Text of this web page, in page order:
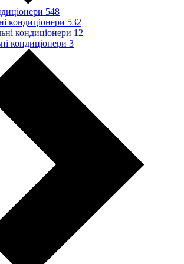
548
кондиціонери 532
кондиціонери 12
кондиціонери 3